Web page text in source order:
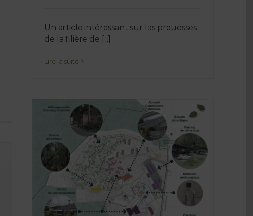
Un article intéressant sur les prouesses
de la filière de [...]
Lire la suite